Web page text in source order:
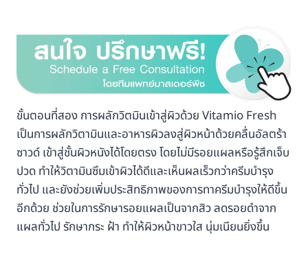
ขั้นตอนที่สอง การผลักวิตมินเข้าสู่ผิวด้วย Vitamio Fresh
เป็นการผลักวิตามินและอาหารผิวลงสู่ผิวหน้าด้วยคลื่นอัลตร้า
ซาวด์ เข้าสู่ชั้นผิวหนังได้โดยตรง โดยไม่มีรอยแผลหรือรู้สึกเจ็บ
ปวด ทำให้วิตามินซึมเข้าผิวได้ดีและเห็นผลเร็วกว่าครีมบำรุง
ทั่วไป และยังช่วยเพิ่มประสิทธิภาพของการทาครีมบำรุงให้ดีขึ้น
อีกด้วย ช่วยในการรักษารอยแผลเป็นจากสิว ลดรอยดำจาก
แผลทั่วไป รักษากระ ฝ้า ทำให้ผิวหน้าขาวใส นุ่มเนียนยิ่งขึ้น